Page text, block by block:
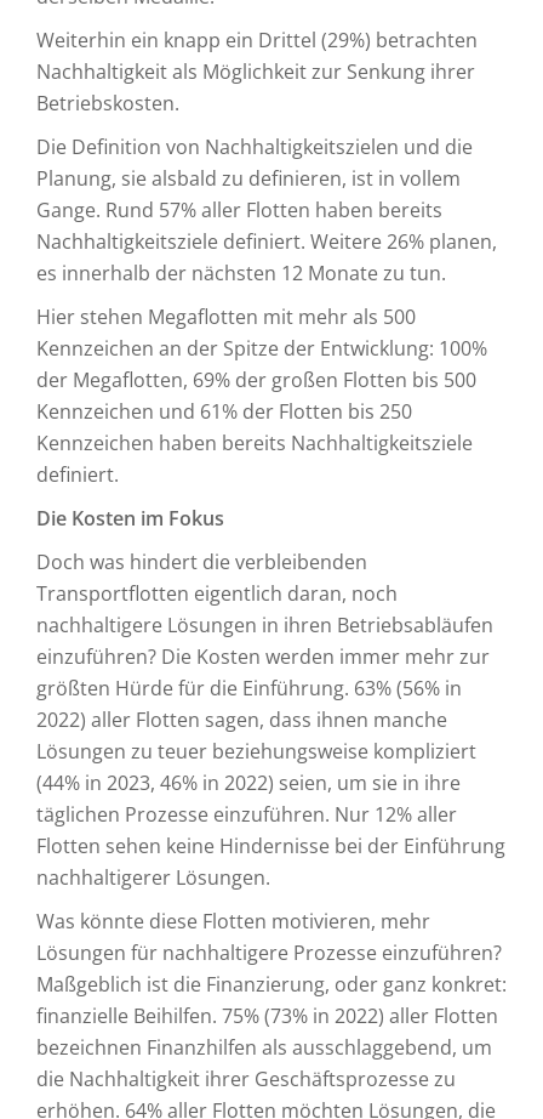
Weiterhin ein knapp ein Drittel (29%) betrachten
Nachhaltigkeit als Möglichkeit zur Senkung ihrer
Betriebs­kosten.
Die Definition von Nachhaltigkeitszielen und die
Planung, sie alsbald zu definieren, ist in vollem
Gange. Rund 57% aller Flotten haben bereits
Nachhaltigkeitsziele definiert. Weitere 26% planen,
es innerhalb der nächsten 12 Monate zu tun.
Hier stehen Megaflotten mit mehr als 500
Kennzeichen an der Spitze der Entwicklung: 100%
der Megaflotten, 69% der großen Flotten bis 500
Kennzeichen und 61% der Flotten bis 250
Kennzeichen haben bereits Nachhaltigkeitsziele
definiert.
Die Kosten im Fokus
Doch was hindert die verbleibenden
Transportflotten eigentlich daran, noch
nachhaltigere Lösungen in ihren Betriebsabläufen
einzuführen? Die Kosten werden immer mehr zur
größten Hürde für die Einführung. 63% (56% in
2022) aller Flotten sagen, dass ihnen manche
Lösungen zu teuer beziehungsweise kompliziert
(44% in 2023, 46% in 2022) seien, um sie in ihre
täglichen Prozesse einzuführen. Nur 12% aller
Flotten sehen keine Hindernisse bei der Einführung
nachhaltigerer Lösungen.
Was könnte diese Flotten motivieren, mehr
Lösungen für nachhaltigere Prozesse einzuführen?
Maßgeblich ist die Finanzierung, oder ganz konkret:
finanzielle Beihilfen. 75% (73% in 2022) aller Flotten
bezeichnen Finanzhilfen als ausschlaggebend, um
die Nachhaltigkeit ihrer Geschäftsprozesse zu
erhöhen. 64% aller Flotten möchten Lösungen, die